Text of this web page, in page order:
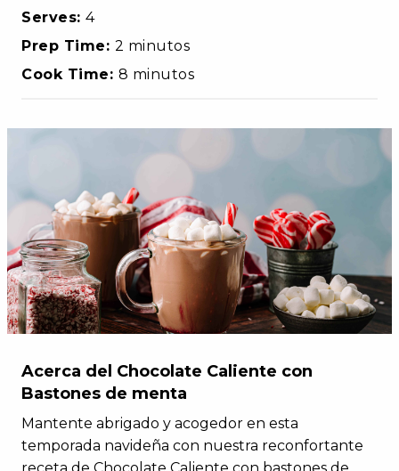
Serves: 4
Prep Time: 2 minutos
Cook Time: 8 minutos
Acerca del Chocolate Caliente con
Bastones de menta
Mantente abrigado y acogedor en esta
temporada navideña con nuestra reconfortante
receta de Chocolate Caliente con bastones de